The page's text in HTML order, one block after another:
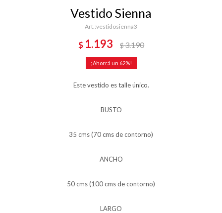
Vestido Sienna
vestidosienna3
$ 1.193 $3.190
62
Este vestido es talle único.
BUSTO
35 cms (70 cms de contorno)
ANCHO
50 cms (100 cms de contorno)
LARGO